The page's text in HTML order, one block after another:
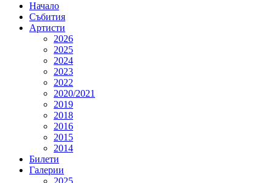
Начало
Събития
Артисти
2026
2025
2024
2023
2022
2020/2021
2019
2018
2016
2015
2014
Билети
Галерии
2025